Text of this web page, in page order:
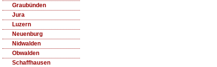
Graubünden
Jura
Luzern
Neuenburg
Nidwalden
Obwalden
Schaffhausen